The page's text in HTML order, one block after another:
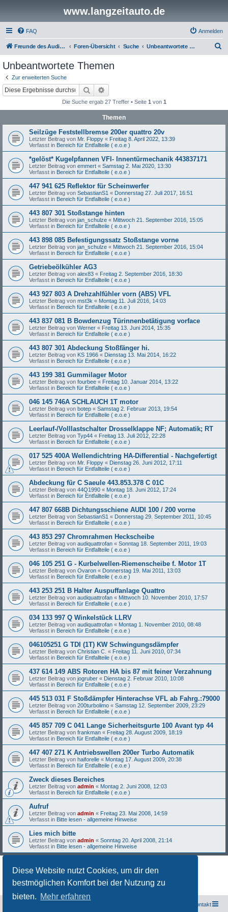
Diese Website nutzt Cookies, um dir den
bestmöglichen Komfort bei der Nutzung zu
bieten. Mehr erfahren
www.langzeitauto.de
FAQ Anmelden
Freunde des Audi Typ 44 e.V. Foren-Übersicht Suche Unbeantwortete Themen
Unbeantwortete Themen
Zur erweiterten Suche
Suche
Die Suche ergab 27 Treffer • Seite 1 von 1
Themen
Seilzüge Feststellbremse 200er quattro 20v
Letzter Beitrag von Mr. Floppy « Freitag 8. April 2022, 13:39
Verfasst in Bereich für Entfallteile ( e.o.e )
*gelöst* Kugelpfannen VFl- Innentürmechanik 443837171
Letzter Beitrag von emmert « Samstag 2. Mai 2020, 13:30
Verfasst in Bereich für Entfallteile ( e.o.e )
447 941 625 Reflektor für Scheinwerfer
Letzter Beitrag von SebastianS1 « Donnerstag 27. Juli 2017, 16:51
Verfasst in Bereich für Entfallteile ( e.o.e )
443 807 301 Stoßstange hinten
Letzter Beitrag von jan_schulze « Mittwoch 21. September 2016, 15:05
Verfasst in Bereich für Entfallteile ( e.o.e )
443 898 085 Befestigungssatz Stoßstange vorne
Letzter Beitrag von jan_schulze « Mittwoch 21. September 2016, 15:04
Verfasst in Bereich für Entfallteile ( e.o.e )
Getriebeölkühler AG3
Letzter Beitrag von alex83 « Freitag 2. September 2016, 18:30
Verfasst in Bereich für Entfallteile ( e.o.e )
443 927 803 A Drehzahlfühler vorn (ABS) VFL
Letzter Beitrag von mst3k « Montag 11. Juli 2016, 14:03
Verfasst in Bereich für Entfallteile ( e.o.e )
443 837 081 B Bowdenzug Türinnenbetätigung vorface
Letzter Beitrag von Werner « Freitag 13. Juni 2014, 15:35
Verfasst in Bereich für Entfallteile ( e.o.e )
443 807 301 Abdeckung Stoßfänger hi.
Letzter Beitrag von KS 1966 « Dienstag 13. Mai 2014, 16:22
Verfasst in Bereich für Entfallteile ( e.o.e )
443 199 381 Gummilager Motor
Letzter Beitrag von fourbee « Freitag 10. Januar 2014, 13:22
Verfasst in Bereich für Entfallteile ( e.o.e )
046 145 746A SCHLAUCH 1T motor
Letzter Beitrag von botep « Samstag 2. Februar 2013, 19:54
Verfasst in Bereich für Entfallteile ( e.o.e )
Leerlauf-/Volllastschalter Drosselklappe NF; Automatik; RT
Letzter Beitrag von Typ44 « Freitag 13. Juli 2012, 22:28
Verfasst in Bereich für Entfallteile ( e.o.e )
017 525 400A Wellendichtring HA-Differential - Nachgefertigt
Letzter Beitrag von Mr. Floppy « Dienstag 26. Juni 2012, 17:11
Verfasst in Bereich für Entfallteile ( e.o.e )
Abdeckung für C Saeule 443.853.378 C 01C
Letzter Beitrag von 44Q1990 « Montag 18. Juni 2012, 17:24
Verfasst in Bereich für Entfallteile ( e.o.e )
447 807 668B Dichtungsschiene AUDI 100 / 200 vorne
Letzter Beitrag von SebastianS1 « Donnerstag 29. September 2011, 10:45
Verfasst in Bereich für Entfallteile ( e.o.e )
443 853 297 Chromrahmen Heckscheibe
Letzter Beitrag von audiquattrofan « Sonntag 18. September 2011, 19:03
Verfasst in Bereich für Entfallteile ( e.o.e )
046 105 251 G - Kurbelwellen-Riemenscheibe f. Motor 1T
Letzter Beitrag von Ovaron « Donnerstag 19. Mai 2011, 13:03
Verfasst in Bereich für Entfallteile ( e.o.e )
443 253 251 B Halter Auspuffanlage Quattro
Letzter Beitrag von audiquattrofan « Mittwoch 10. November 2010, 17:57
Verfasst in Bereich für Entfallteile ( e.o.e )
034 133 997 Q Winkelstück LLRV
Letzter Beitrag von audiquattrofan « Montag 1. November 2010, 08:48
Verfasst in Bereich für Entfallteile ( e.o.e )
046105251 G TDI (1T) KW Schwingungsdämpfer
Letzter Beitrag von Christian C. « Freitag 11. Juni 2010, 07:34
Verfasst in Bereich für Entfallteile ( e.o.e )
437 614 149 ABS Rotoren HA bis 87 mit feiner Verzahnung
Letzter Beitrag von jogruber « Dienstag 2. Februar 2010, 10:08
Verfasst in Bereich für Entfallteile ( e.o.e )
445 513 031 F Stoßdämpfer Hinterachse VFL ab Fahrg.:79000
Letzter Beitrag von 200turbolimo « Samstag 12. September 2009, 23:29
Verfasst in Bereich für Entfallteile ( e.o.e )
445 857 709 C 041 Lange Sicherheitsgurte 100 Avant typ 44
Letzter Beitrag von frankman « Freitag 28. August 2009, 18:19
Verfasst in Bereich für Entfallteile ( e.o.e )
447 407 271 K Antriebswellen 200er Turbo Automatik
Letzter Beitrag von haiforelle « Montag 17. August 2009, 20:38
Verfasst in Bereich für Entfallteile ( e.o.e )
Zweck dieses Bereiches
Letzter Beitrag von admin « Montag 2. Juni 2008, 12:03
Verfasst in Bereich für Entfallteile ( e.o.e )
Aufruf
Letzter Beitrag von admin « Freitag 23. Mai 2008, 14:59
Verfasst in Bitte lesen - allgemeine Hinweise
Lies mich bitte
Letzter Beitrag von admin « Sonntag 20. April 2008, 21:14
Verfasst in Bitte lesen - allgemeine Hinweise
Die Suche ergab 27 Treffer • Seite1von
Kontakt